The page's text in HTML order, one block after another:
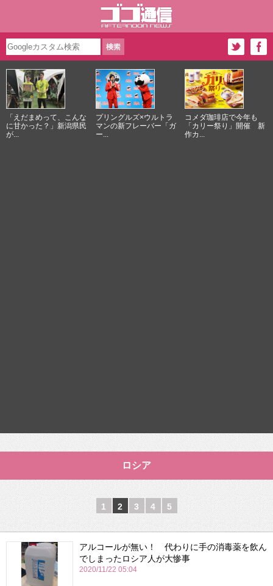
「えだまめって、こんな
に甘かった？」新潟県民
が...
プリングルズ×ウルトラ
マンの新フレーバー「ガ
ー...
コメダ珈琲店で今年も
「カリー祭り」開催 新
作カ...
ロシア
1 2 3 4 5
アルコールが無い！ 代わりに手の消毒薬を飲ん
でしまったロシア人が大惨事
2020/11/22 05:04